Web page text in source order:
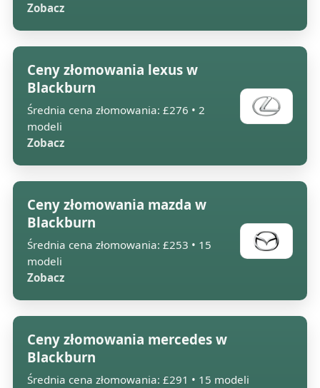
Zobacz
Ceny złomowania lexus w
Blackburn
Średnia cena złomowania: £276 • 2
modeli
Zobacz
Ceny złomowania mazda w
Blackburn
Średnia cena złomowania: £253 • 15
modeli
Zobacz
Ceny złomowania mercedes w
Blackburn
Średnia cena złomowania: £291 • 15 modeli